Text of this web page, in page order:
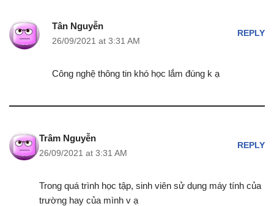
Tân Nguyễn
26/09/2021 at 3:31 AM
REPLY
Công nghệ thông tin khó học lắm đúng k ạ
Trâm Nguyễn
26/09/2021 at 3:31 AM
REPLY
Trong quá trình học tập, sinh viên sử dụng máy tính của
trường hay của mình v ạ